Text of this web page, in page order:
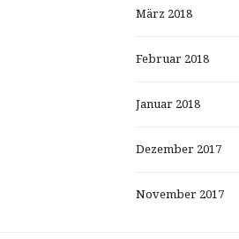
März 2018
Februar 2018
Januar 2018
Dezember 2017
November 2017